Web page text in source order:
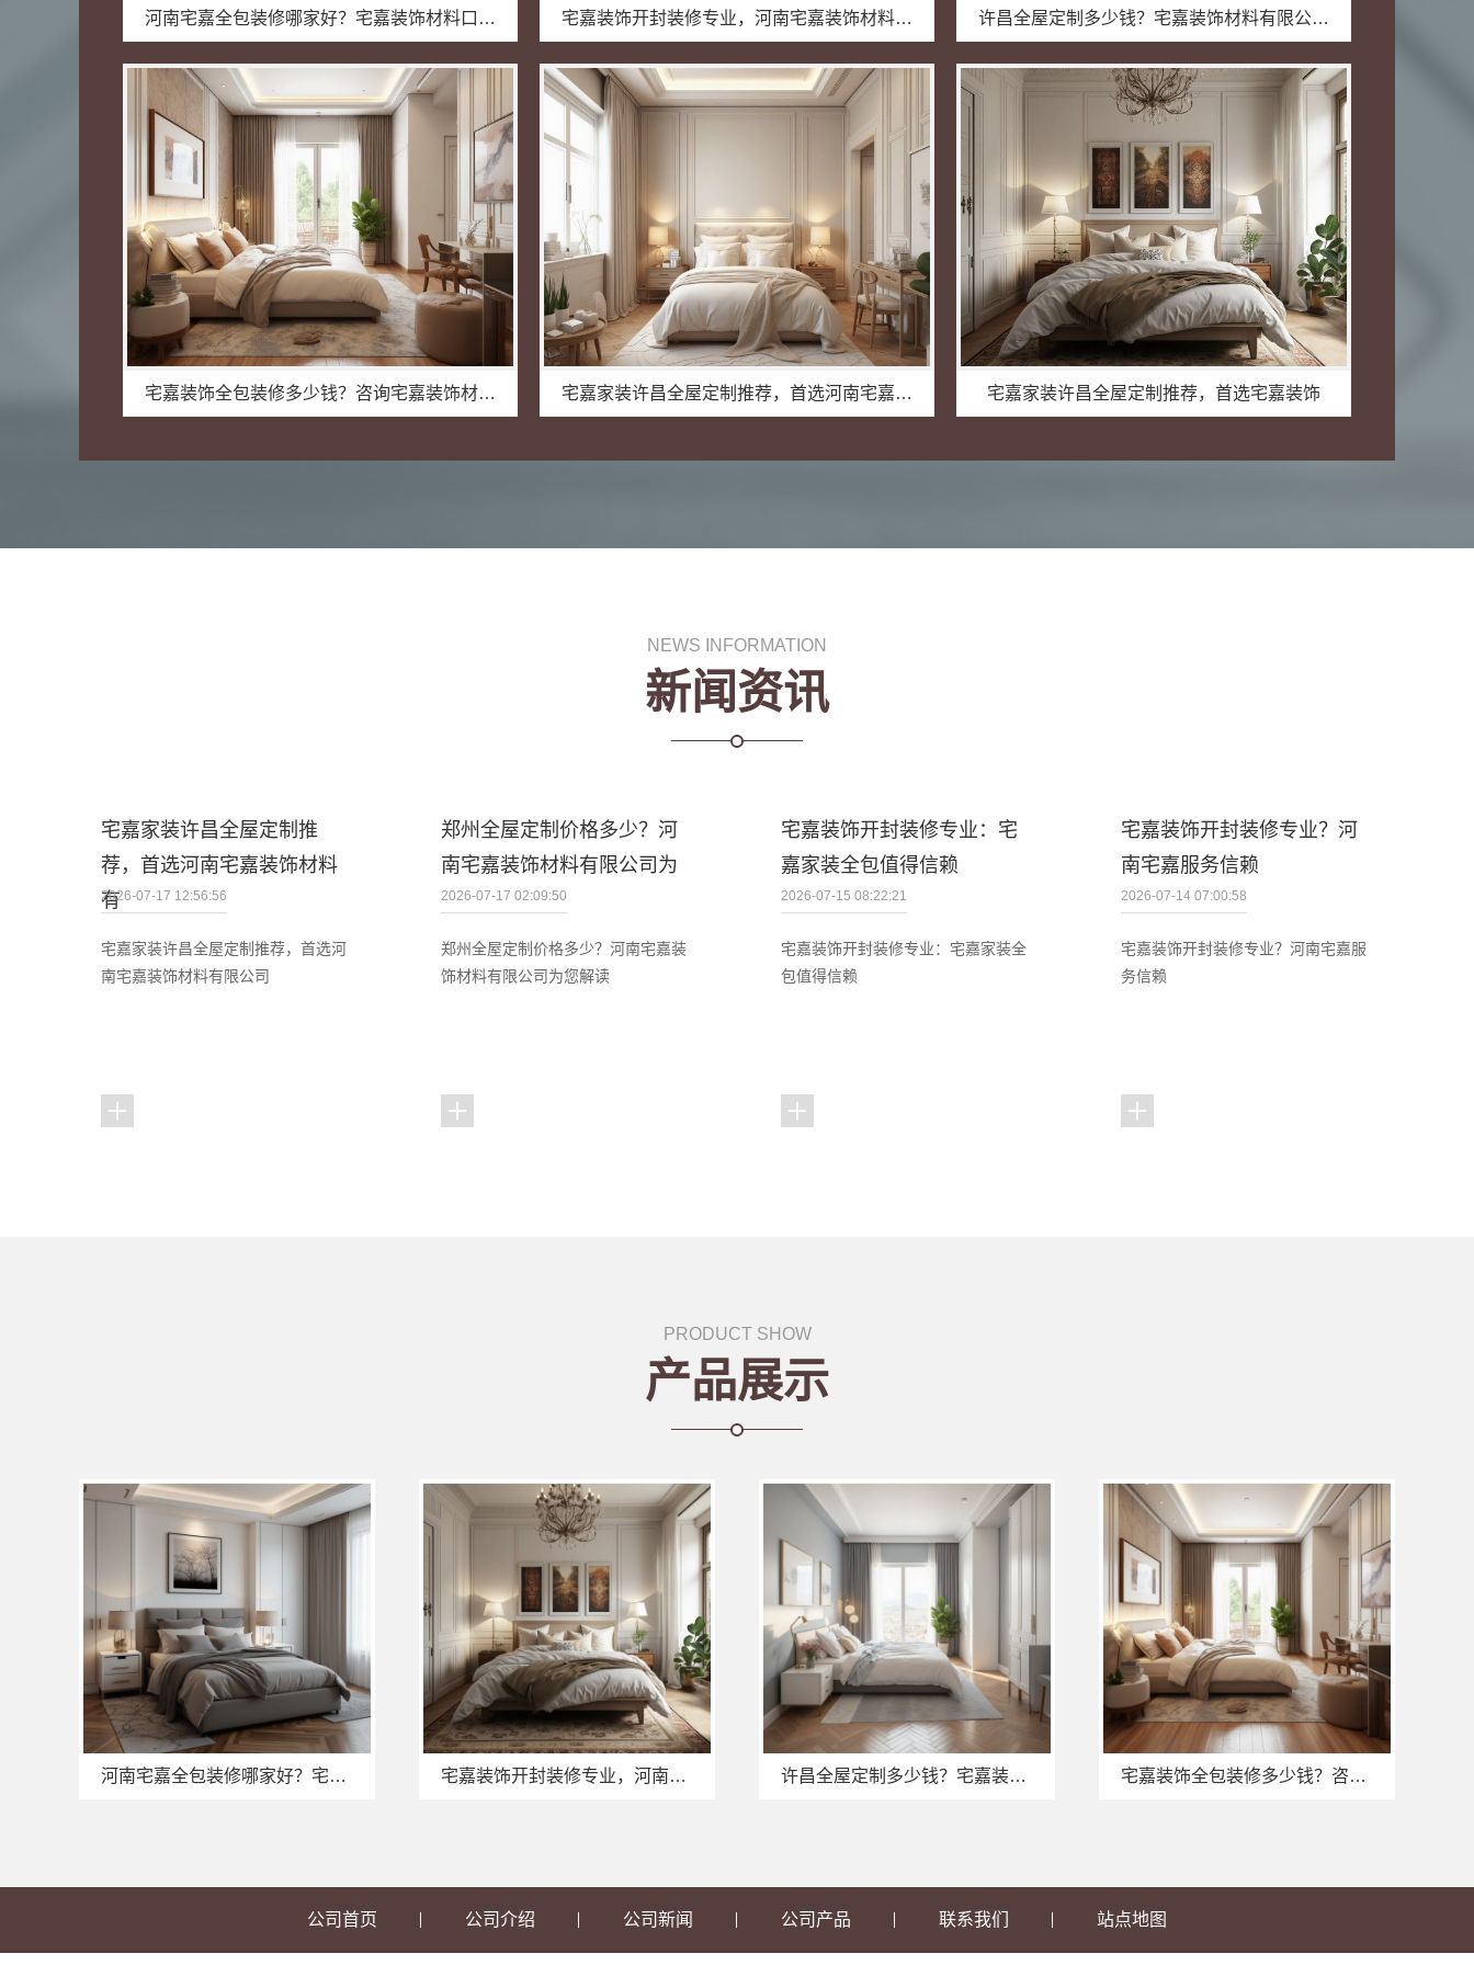
河南宅嘉全包装修哪家好？宅嘉装饰材料口碑揭秘 宅嘉装饰开封装修专业，河南宅嘉装饰材料有限公司匠心交付 许昌全屋定制多少钱？宅嘉装饰材料有限公司明码标价
宅嘉装饰全包装修多少钱？咨询宅嘉装饰材料有限公司 宅嘉家装许昌全屋定制推荐，首选河南宅嘉装饰材料有限公司 宅嘉家装许昌全屋定制推荐，首选宅嘉装饰
NEWS INFORMATION
新闻资讯
宅嘉家装许昌全屋定制推
荐，首选河南宅嘉装饰材料
有
2026-07-17 12:56:56
宅嘉家装许昌全屋定制推荐，首选河
南宅嘉装饰材料有限公司
郑州全屋定制价格多少？河
南宅嘉装饰材料有限公司为
2026-07-17 02:09:50
郑州全屋定制价格多少？河南宅嘉装
饰材料有限公司为您解读
宅嘉装饰开封装修专业：宅
嘉家装全包值得信赖
2026-07-15 08:22:21
宅嘉装饰开封装修专业：宅嘉家装全
包值得信赖
宅嘉装饰开封装修专业？河
南宅嘉服务信赖
2026-07-14 07:00:58
宅嘉装饰开封装修专业？河南宅嘉服
务信赖
PRODUCT SHOW
产品展示
河南宅嘉全包装修哪家好？宅嘉装饰材料口碑揭秘 宅嘉装饰开封装修专业，河南宅嘉装饰材料有限公司匠心交付 许昌全屋定制多少钱？宅嘉装饰材料有限公司明码标价 宅嘉装饰全包装修多少钱？咨询宅嘉装饰材料有限公司
公司首页 公司介绍 公司新闻 公司产品 联系我们 站点地图